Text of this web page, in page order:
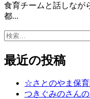
食育チームと話しなが
都...
検
最近の投稿
☆さとのやま保育
つきぐみのさん